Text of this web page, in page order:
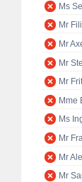
Ms
Mr
Mr
Mr
Mr
Mme
Ms
Mr
Mr
Mr